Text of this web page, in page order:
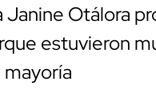
Janine Otálora
estuvieron